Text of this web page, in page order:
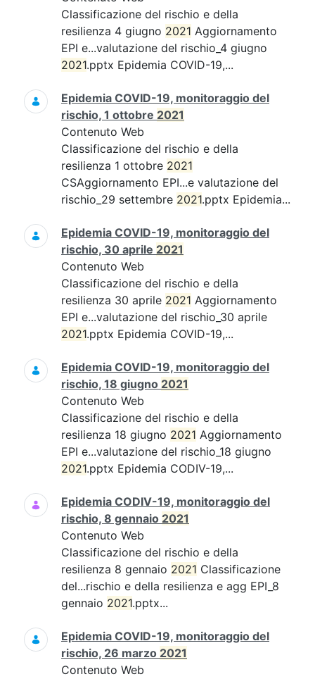
Classificazione del rischio e della
resilienza 4 giugno 2021 Aggiornamento
EPI e...valutazione del rischio_4 giugno
2021.pptx Epidemia COVID-19,...
Epidemia COVID-19, monitoraggio del
rischio, 1 ottobre 2021
Contenuto Web
Classificazione del rischio e della
resilienza 1 ottobre 2021
CSAggiornamento EPI...e valutazione del
rischio_29 settembre 2021.pptx Epidemia...
Epidemia COVID-19, monitoraggio del
rischio, 30 aprile 2021
Contenuto Web
Classificazione del rischio e della
resilienza 30 aprile 2021 Aggiornamento
EPI e...valutazione del rischio_30 aprile
2021.pptx Epidemia COVID-19,...
Epidemia COVID-19, monitoraggio del
rischio, 18 giugno 2021
Contenuto Web
Classificazione del rischio e della
resilienza 18 giugno 2021 Aggiornamento
EPI e...valutazione del rischio_18 giugno
2021.pptx Epidemia CODIV-19,...
Epidemia CODIV-19, monitoraggio del
rischio, 8 gennaio 2021
Contenuto Web
Classificazione del rischio e della
resilienza 8 gennaio 2021 Classificazione
del...rischio e della resilienza e agg EPI_8
gennaio 2021.pptx...
Epidemia COVID-19, monitoraggio del
rischio, 26 marzo 2021
Contenuto Web